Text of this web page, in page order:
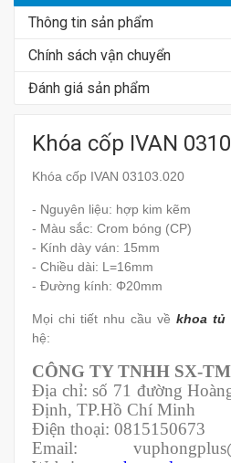
Thông tin sản phẩm
Chính sách vận chuyển
Đánh giá sản phẩm
Khóa cốp IVAN
Khóa cốp IVAN 03103.020
- Nguyên liệu: hợp kim kẽm
- Màu sắc: Crom bóng (CP)
- Kính dày ván: 15mm
- Chiều dài: L=16mm
- Đường kính: Φ20mm
Mọi chi tiết nhu cầu về khoa tủ
hệ:
CÔNG TY TNHH SX-
Địa chỉ: số 71 đường
Định, TP.Hồ Chí Minh
Điện thoại: 0815150673
Email: